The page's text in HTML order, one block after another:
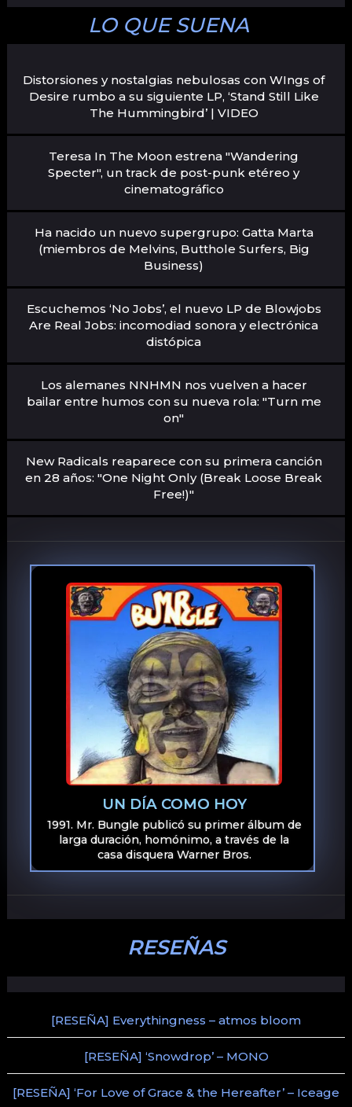
LO QUE SUENA
Distorsiones y nostalgias nebulosas con WIngs of
Desire rumbo a su siguiente LP, ‘Stand Still Like
The Hummingbird’ | VIDEO
Teresa In The Moon estrena "Wandering
Specter", un track de post-punk etéreo y
cinematográfico
Ha nacido un nuevo supergrupo: Gatta Marta
(miembros de Melvins, Butthole Surfers, Big
Business)
Escuchemos ‘No Jobs’, el nuevo LP de Blowjobs
Are Real Jobs: incomodiad sonora y electrónica
distópica
Los alemanes NNHMN nos vuelven a hacer
bailar entre humos con su nueva rola: "Turn me
on"
New Radicals reaparece con su primera canción
en 28 años: "One Night Only (Break Loose Break
Free!)"
UN DÍA COMO HOY
1991. Mr. Bungle publicó su primer álbum de
larga duración, homónimo, a través de la
casa disquera Warner Bros.
RESEÑAS
[RESEÑA] Everythingness – atmos bloom
[RESEÑA] ‘Snowdrop’ – MONO
[RESEÑA] ‘For Love of Grace & the Hereafter’ – Iceage